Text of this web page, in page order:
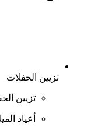
تزيين الحفلات
تزيين
أعياد